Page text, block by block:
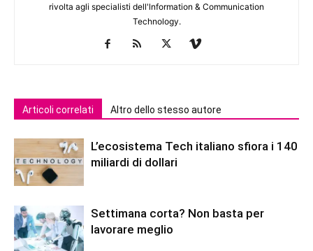
rivolta agli specialisti dell'lnformation & Communication
Technology.
Articoli correlati Altro dello stesso autore
L’ecosistema Tech italiano sfiora i 140
miliardi di dollari
Settimana corta? Non basta per
lavorare meglio